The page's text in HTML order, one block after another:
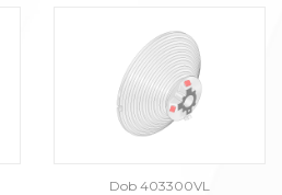
Dob 403300VL